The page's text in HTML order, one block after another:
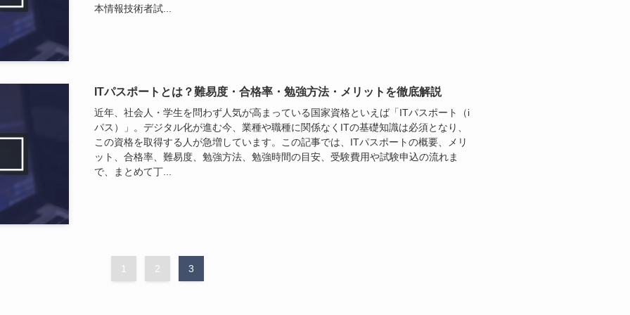
本情報技術者試...
ITパスポートとは？難易度・合格率・勉強方法・メリットを徹底解説
近年、社会人・学生を問わず人気が高まっている国家資格といえば「ITパスポート（i
パス）」。デジタル化が進む今、業種や職種に関係なくITの基礎知識は必須となり、
この資格を取得する人が急増しています。この記事では、ITパスポートの概要、メリ
ット、合格率、難易度、勉強方法、勉強時間の目安、受験費用や試験申込の流れま
で、まとめて丁...
1 2 3